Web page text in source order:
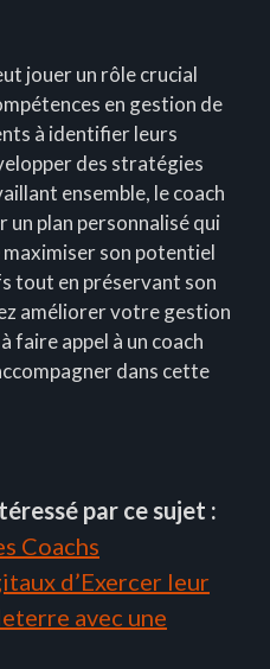
jouer un rôle crucial
en gestion de
à identifier leurs
des stratégies
ensemble, le coach
un plan personnalisé qui
son potentiel
tout en préservant son
améliorer votre gestion
faire appel à un coach
dans cette
par ce sujet :
Coachs
d’Exercer leur
avec une